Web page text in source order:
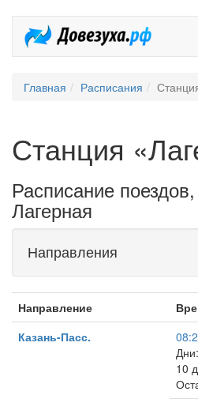
Главная Расписания
Станция
Расписание
Лагерная
Направления
Направление
Казань-Пасс.
10